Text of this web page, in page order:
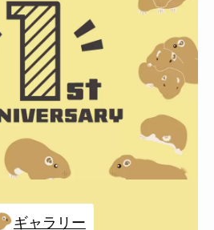
様へ
客さまへ
実習・学芸員実習について
展示休止中）
ギャラリー